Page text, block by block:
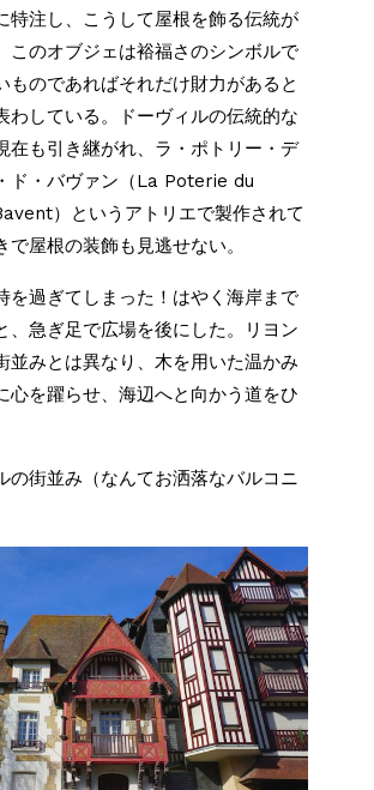
特注し、こうして屋根を飾る伝統が
このオブジェは裕福さのシンボルで
ものであればそれだけ財力があると
わしている。ドーヴィルの伝統的な
在も引き継がれ、ラ・ポトリー・デ
ド・バヴァン（La Poterie du
）というアトリエで製作されて
で屋根の装飾も見逃せない。
を過ぎてしまった！はやく海岸まで
、急ぎ足で広場を後にした。リヨン
並みとは異なり、木を用いた温かみ
心を躍らせ、海辺へと向かう道をひ
の街並み（なんてお洒落なバルコニ